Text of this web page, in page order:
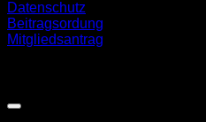
Datenschutz
Beitragsordung
Mitgliedsantrag